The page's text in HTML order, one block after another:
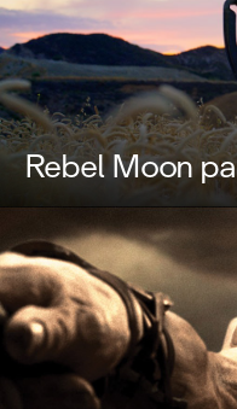
Rebel Moon